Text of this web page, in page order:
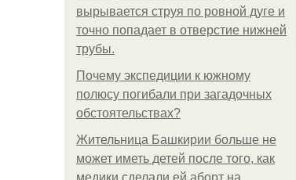
вырывается струя по ровной дуге и
точно попадает в отверстие нижней
трубы.
Почему экспедиции к южному
полюсу погибали при загадочных
обстоятельствах?
Жительница Башкирии больше не
может иметь детей после того, как
медики сделали ей аборт на